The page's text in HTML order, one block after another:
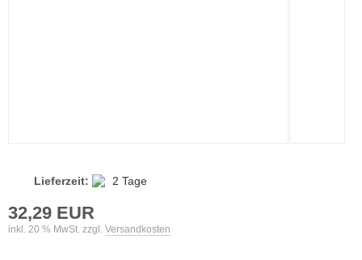
Lieferzeit: 2 Tage
32,29 EUR
inkl. 20 % MwSt. zzgl. Versandkosten